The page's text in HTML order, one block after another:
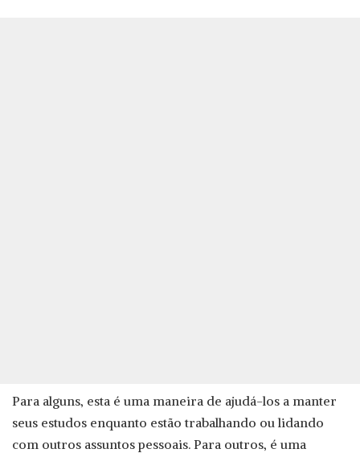
Para alguns, esta é uma maneira de ajudá-los a manter
seus estudos enquanto estão trabalhando ou lidando
com outros assuntos pessoais. Para outros, é uma